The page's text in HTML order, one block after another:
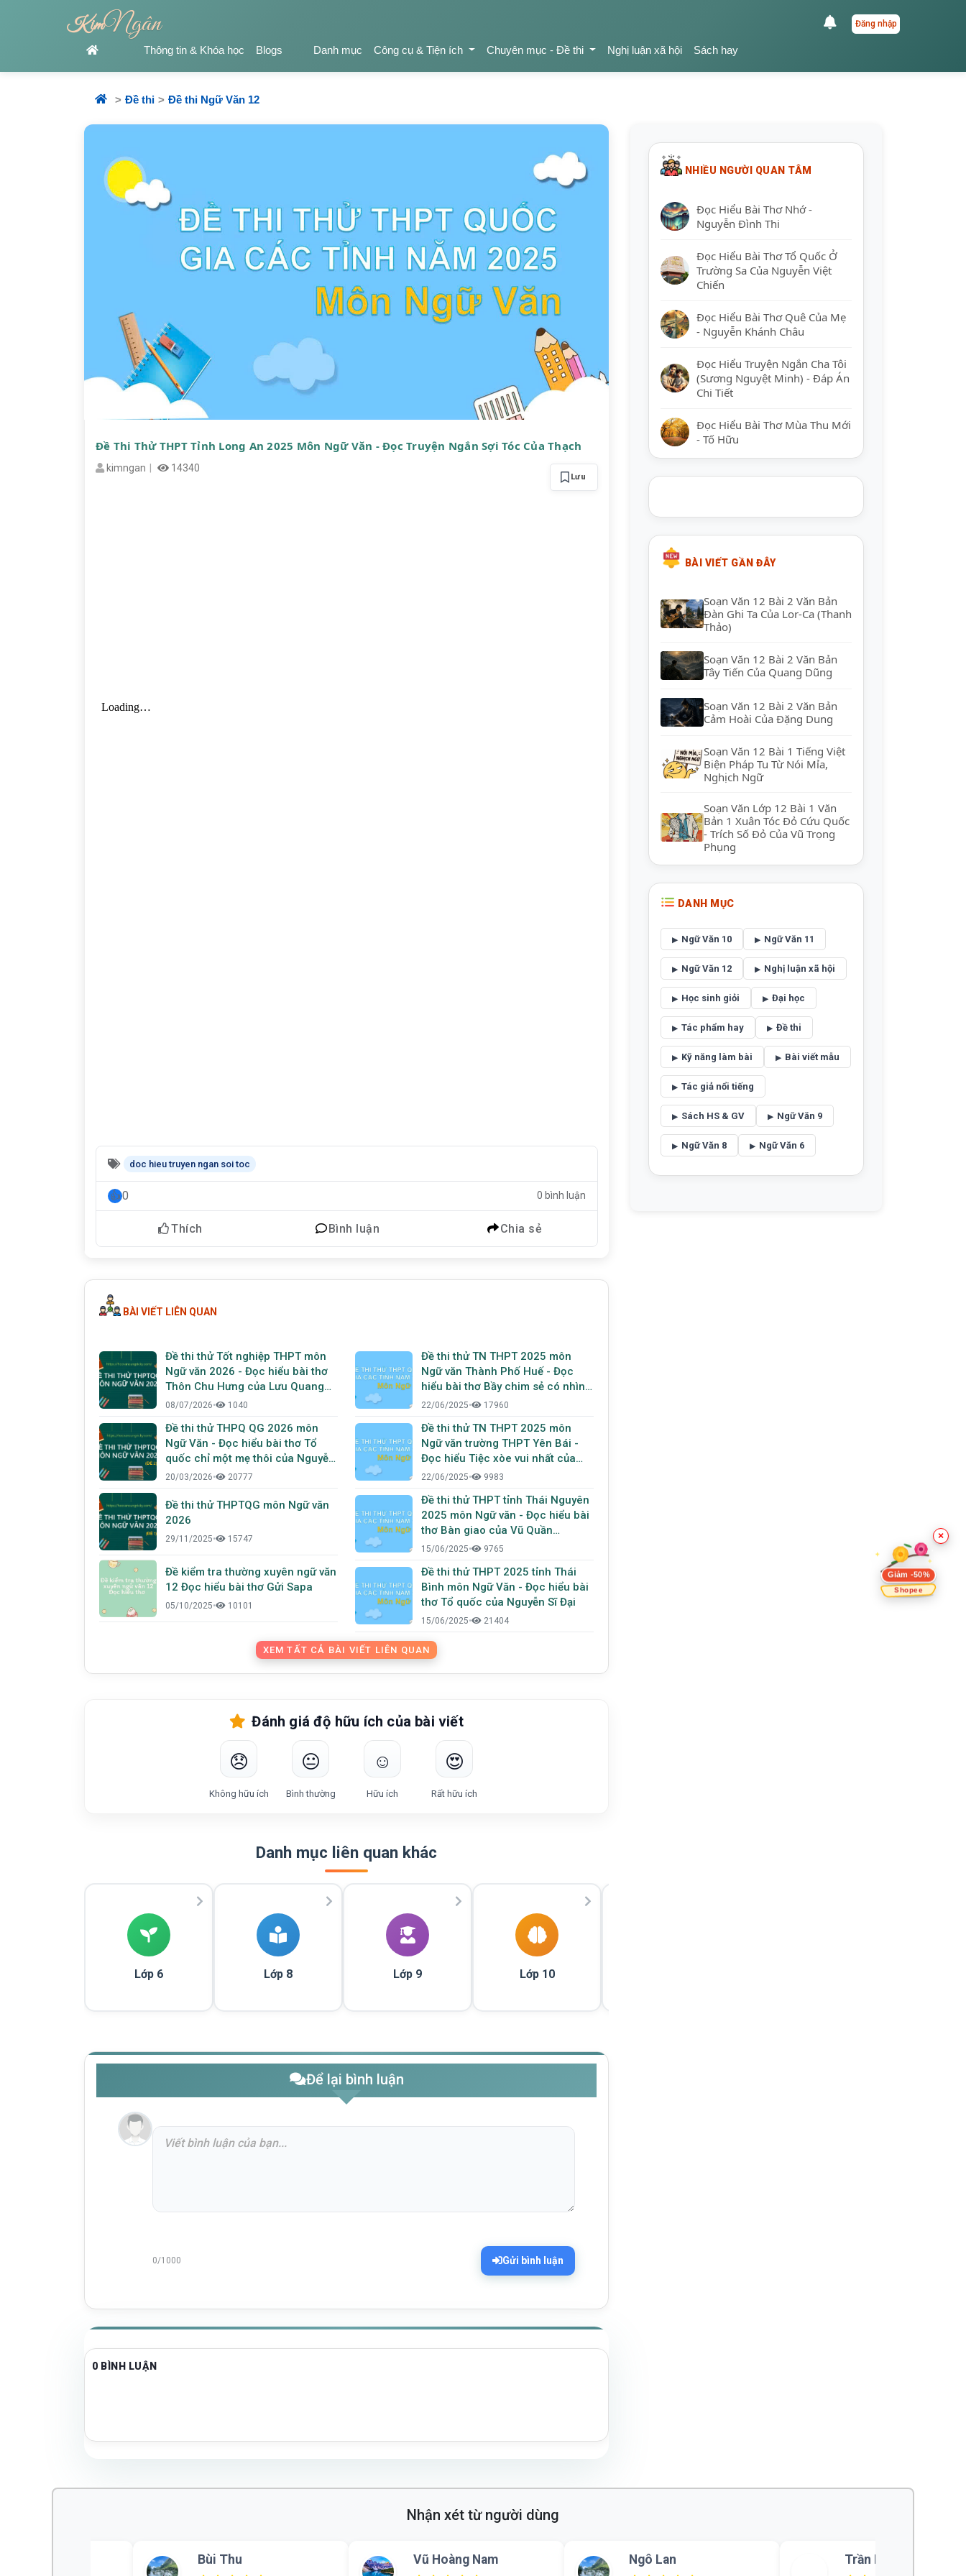
KimNgân Đăng nhập
Thông tin & Khóa học Blogs Danh mục Công cụ & Tiện ích Chuyên mục - Đề thi Nghị luận xã hội Sách hay
Đề thi Đề thi Ngữ Văn 12
Đề Thi Thử THPT Tỉnh Long An 2025 Môn Ngữ Văn - Đọc Truyện Ngắn Sợi Tóc Của Thạch
kimngan 14340
Lưu
doc hieu truyen ngan soi toc
0 0 bình luận
Thích Bình luận Chia sẻ
BÀI VIẾT LIÊN QUAN
Đề thi thử Tốt nghiệp THPT môn
Ngữ văn 2026 - Đọc hiểu bài thơ
Thôn Chu Hưng của Lưu Quang
Vũ
08/07/2026• 1040
Đề thi thử THPQ QG 2026 môn
Ngữ Văn - Đọc hiểu bài thơ Tổ
quốc chỉ một mẹ thôi của Nguyễn
Tiến Đường
20/03/2026• 20777
Đề thi thử THPTQG môn Ngữ văn
2026
29/11/2025• 15747
Đề kiểm tra thường xuyên ngữ văn
12 Đọc hiểu bài thơ Gửi Sapa
05/10/2025• 10101
Đề thi thử TN THPT 2025 môn
Ngữ văn Thành Phố Huế - Đọc
hiểu bài thơ Bầy chim sẻ có nhìn
thấy tôi không? của Nguyễn
22/06/2025• 17960
Đề thi thử TN THPT 2025 môn
Ngữ văn trường THPT Yên Bái -
Đọc hiểu Tiệc xòe vui nhất của
Nguyễn Huy Thiệp
22/06/2025• 9983
Đề thi thử THPT tỉnh Thái Nguyên
2025 môn Ngữ văn - Đọc hiểu bài
thơ Bàn giao của Vũ Quần
Phương
15/06/2025• 9765
Đề thi thử THPT 2025 tỉnh Thái
Bình môn Ngữ Văn - Đọc hiểu bài
thơ Tổ quốc của Nguyễn Sĩ Đại
15/06/2025• 21404
XEM TẤT CẢ BÀI VIẾT LIÊN QUAN
Đánh giá độ hữu ích của bài viết
😞
Không hữu ích
😐
Bình thường
☺️
Hữu ích
😍
Rất hữu ích
Danh mục liên quan khác
Lớp 6 Lớp 8 Lớp 9 Lớp 10
Để lại bình luận
0/1000 Gửi bình luận
0 BÌNH LUẬN
NHIỀU NGƯỜI QUAN TÂM
Đọc Hiểu Bài Thơ Nhớ -
Nguyễn Đình Thi
Đọc Hiểu Bài Thơ Tổ Quốc Ở
Trường Sa Của Nguyễn Việt
Chiến
Đọc Hiểu Bài Thơ Quê Của Mẹ
- Nguyễn Khánh Châu
Đọc Hiểu Truyện Ngắn Cha Tôi
(Sương Nguyệt Minh) - Đáp Án
Chi Tiết
Đọc Hiểu Bài Thơ Mùa Thu Mới
- Tố Hữu
BÀI VIẾT GẦN ĐÂY
Soạn Văn 12 Bài 2 Văn Bản
Đàn Ghi Ta Của Lor-Ca (Thanh
Thảo)
Soạn Văn 12 Bài 2 Văn Bản
Tây Tiến Của Quang Dũng
Soạn Văn 12 Bài 2 Văn Bản
Cảm Hoài Của Đặng Dung
Soạn Văn 12 Bài 1 Tiếng Việt
Biện Pháp Tu Từ Nói Mỉa,
Nghịch Ngữ
Soạn Văn Lớp 12 Bài 1 Văn
Bản 1 Xuân Tóc Đỏ Cứu Quốc
- Trích Số Đỏ Của Vũ Trọng
Phụng
DANH MỤC
Ngữ Văn 10 Ngữ Văn 11
Ngữ Văn 12 Nghị luận xã hội
Học sinh giỏi Đại học
Tác phẩm hay Đề thi
Kỹ năng làm bài Bài viết mẫu
Tác giả nổi tiếng
Sách HS & GV Ngữ Văn 9
Ngữ Văn 8 Ngữ Văn 6
Nhận xét từ người dùng
Bùi Thu Vũ Hoàng Nam Ngô Lan Trần Bảo
×
Giảm -50%
Shopee